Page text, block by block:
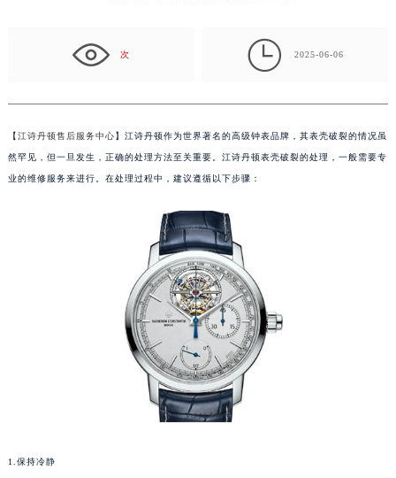
次  2025-06-06
【江诗丹顿售后服务中心】江诗丹顿作为世界著名的高级钟表品牌，其表壳破裂的情况虽
然罕见，但一旦发生，正确的处理方法至关重要。江诗丹顿表壳破裂的处理，一般需要专
业的维修服务来进行。在处理过程中，建议遵循以下步骤：
1.保持冷静